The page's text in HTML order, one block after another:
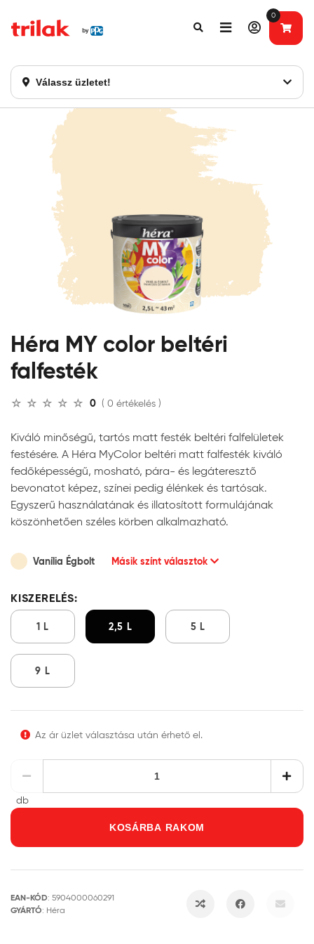
Válassz üzletet!
0
Fontos tájékoztatás!
Héra MY color beltéri
falfesték
0 ( 0 értékelés )
Kiváló minőségű, tartós matt festék beltéri falfelületek
festésére. A Héra MyColor beltéri matt falfesték kiváló
fedőképességű, mosható, pára- és legáteresztő
bevonatot képez, színei pedig élénkek és tartósak.
Egyszerű használatának és illatosított formulájának
köszönhetően széles körben alkalmazható.
Vanília Égbolt Másik színt választok
KISZERELÉS:
1 L 2,5 L 5 L
9 L
Az ár üzlet választása után érhető el.
db
KOSÁRBA RAKOM
EAN-KÓD: 5904000060291
GYÁRTÓ: Héra